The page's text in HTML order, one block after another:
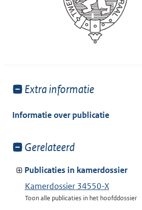
Toon
van:
Extra informatie
Informatie over publicatie
Toon
van:
Gerelateerd
Publicaties in kamerdossier
Kamerdossier 34550-X
Toon alle publicaties in het hoofddossier